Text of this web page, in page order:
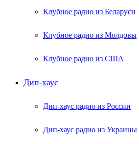
Клубное радио из Беларуси
Клубное радио из Молдовы
Клубное радио из США
Дип-хаус
Дип-хаус радио из России
Дип-хаус радио из Украины